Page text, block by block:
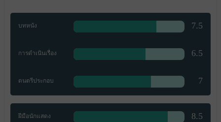
บทหนัง 7.5
การดำเนินเรื่อง 6.5
ดนตรีประกอบ 7
ฝีมือนักแสดง 8.5